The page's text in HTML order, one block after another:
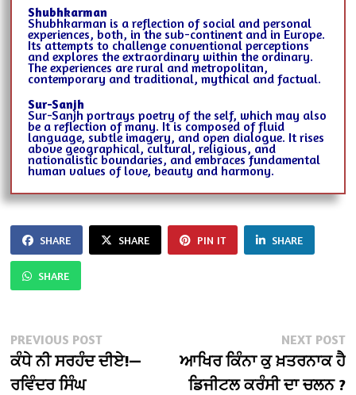
Shubhkarman
Shubhkarman is a reflection of social and personal
experiences, both, in the sub-continent and in Europe.
Its attempts to challenge conventional perceptions
and explores the extraordinary within the ordinary.
The experiences are rural and metropolitan,
contemporary and traditional, mythical and factual.
Sur-Sanjh
Sur-Sanjh portrays poetry of the self, which may also
be a reflection of many. It is composed of fluid
language, subtle imagery, and open dialogue. It rises
above geographical, cultural, religious, and
nationalistic boundaries, and embraces fundamental
human values of love, beauty and harmony.
SHARE SHARE PIN IT SHARE
SHARE
Post
navigation
PREVIOUS POSTPrevious
post:
ਕੰਧੇ ਨੀ ਸਰਹੰਦ ਦੀਏ!—
ਰਵਿੰਦਰ ਸਿੰਘ
NEXT POST
ਆਖਿਰ ਕਿੰਨਾ ਕੁ ਖ਼ਤਰਨਾਕ ਹੈ
ਡਿਜੀਟਲ ਕਰੰਸੀ ਦਾ ਚਲਨ ?